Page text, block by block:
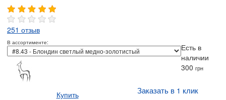
251 отзыв
В ассортименте:
Есть в
наличии
300 грн
Купить Заказать в 1 клик